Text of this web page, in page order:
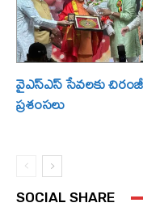
వైఎస్ఎస్ సేవలకు
ప్రశంసలు
SOCIAL SHARE